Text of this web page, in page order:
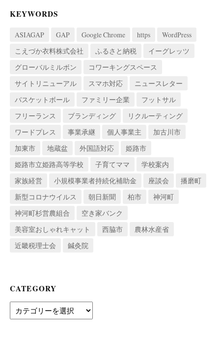
KEYWORDS
ASIAGAP GAP Google Chrome https
WordPress
こえづか衣料株式会社
ふるさと納税
イーグレッツ
グローバルミルボン
コワーキングスペース
サイトリニューアル
スマホ対応
ニュースレター
バスケットボール
ファミリー企業
フットサル
フリーランス
ブランディング
リクルーティング
ワードプレス
事業承継 個人事業主
加古川市
加東市
地蔵盆 外国語対応
姫路市
姫路市立姫路高等学校
子育てママ
学校案内
家族経営
小規模事業者持続化補助金 座談会
播磨町
新型コロナウイルス
朝日新聞 柏市
神河町
神河町杉営農組合
空き家バンク
美容室おしゃれキャット
西脇市
農林水産省
近畿税理士会
鍼灸院
CATEGORY
Category